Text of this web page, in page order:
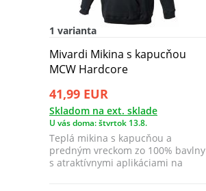
1 varianta
Mivardi Mikina s kapucňou
MCW Hardcore
41,99 EUR
Skladom na ext. sklade
U vás doma: štvrtok 13.8.
Teplá mikina s kapucňou a
predným vreckom zo 100% bavlny
s atraktívnymi aplikáciami na